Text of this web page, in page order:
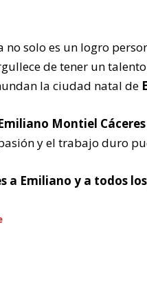
no solo es un logro
de tener un
la ciudad natal de
Montiel Cáceres
y el trabajo duro
a Emiliano y a todos